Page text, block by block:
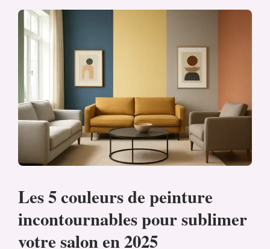
Les 5 couleurs de peinture
incontournables pour sublimer
votre salon en 2025